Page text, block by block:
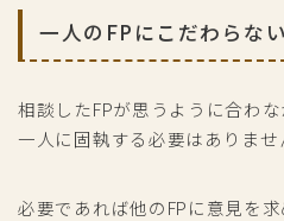
一人のFPにこだわらない
相談したFPが思うように合わな
一人に固執する必要はありませ
必要であれば他のFPに意見を